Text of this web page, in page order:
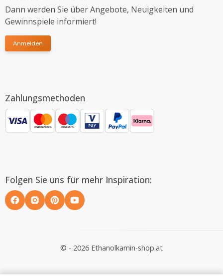
Dann werden Sie über Angebote, Neuigkeiten und
Gewinnspiele informiert!
Anmelden
Zahlungsmethoden
Folgen Sie uns für mehr Inspiration:
© - 2026 Ethanolkamin-shop.at